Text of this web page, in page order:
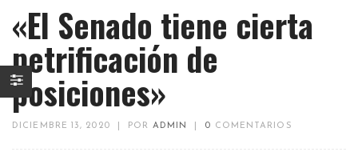
«El Senado tiene cierta
petrificación de
posiciones»
DICIEMBRE 13, 2020 POR ADMIN 0 COMENTARIOS